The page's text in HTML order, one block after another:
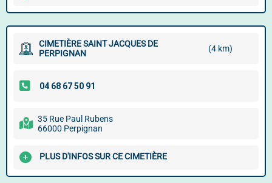
CIMETIÈRE SAINT JACQUES DE
PERPIGNAN
(4 km)
35 Rue Paul Rubens
66000 Perpignan
PLUS D'INFOS SUR CE CIMETIÈRE